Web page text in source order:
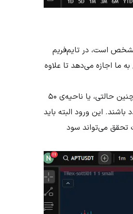
است، در تایم‌فریم
اجازه می‌دهد تا علاوه
یکی از روش‌های قابل‌اعتماد در این شرایط، یافتن پیوت‌های ریزشی در دل لگ نزولی قبلی است. در چنین حالتی، یا ناحیه‌ی ۵۰
این ورود البته باید
تحقق می‌تواند سود